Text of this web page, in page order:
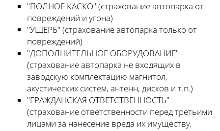
"ПОЛНОЕ КАСКО" (страхование автопарка от
повреждений и угона)
"УЩЕРБ" (страхование автопарка только от
повреждений)
"ДОПОЛНИТЕЛЬНОЕ ОБОРУДОВАНИЕ"
(страхование автопарка не входящих в
заводскую комплектацию магнитол,
акустических систем, антенн, дисков и т.п.)
"ГРАЖДАНСКАЯ ОТВЕТСТВЕННОСТЬ"
(страхование ответственности перед третьими
лицами за нанесение вреда их имуществу,